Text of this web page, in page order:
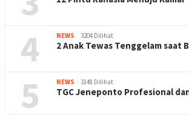
4 NEWS 3204 Dilihat
2 Anak Tewas Tenggelam saat
5 NEWS 3148 Dilihat
TGC Jeneponto Profesional